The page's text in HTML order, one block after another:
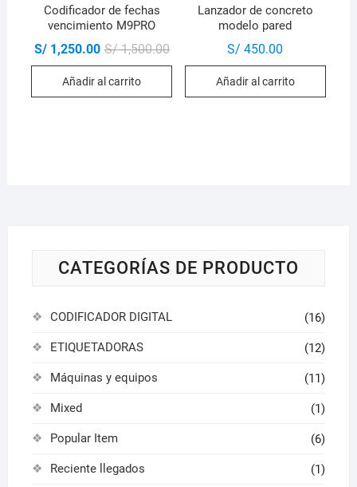
Codificador de fechas
vencimiento M9PRO
S/1,500.00El
S/ 1,500.00.
S/1,250.00
El
S/ 1,250.00.
Añadir al carrito
Lanzador de concreto
modelo pared
S/ 450.00
Añadir al carrito
CATEGORÍAS DE PRODUCTO
CODIFICADOR DIGITAL (16)
ETIQUETADORAS (12)
Máquinas y equipos (11)
Mixed (1)
Popular Item (6)
Reciente llegados (1)